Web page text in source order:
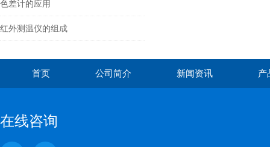
色差计的应用
红外测温仪的组成
首页 公司简介 新闻资讯 产
在线咨询